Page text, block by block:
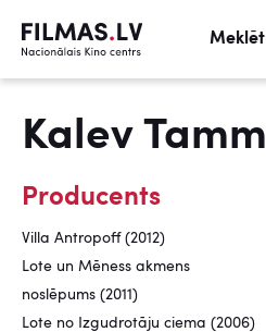
Meklēt
Kalev Tamm
Producents
Villa Antropoff (2012)
Lote un Mēness akmens
noslēpums (2011)
Lote no Izgudrotāju ciema (2006)